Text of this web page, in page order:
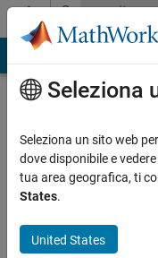
Vai al contenutoCommunity
Profile
Yohay
seen:
Today
Seleziona
Seleziona un sito web
dove disponibile e
tua area geografica, ti
States.
United States